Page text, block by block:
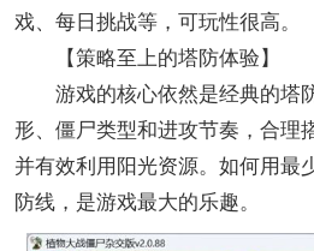
戏、每日挑战等，可玩性很高。
【‌策略至上的塔防体验】‌
游戏的核心依然是经典的塔
形、僵尸类型和进攻节奏，合理
并有效利用阳光资源。如何用最
防线，是游戏最大的乐趣。